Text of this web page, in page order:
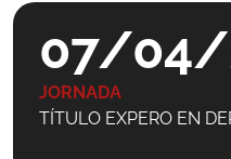
07/04/
JORNADA
TÍTULO EXPERO EN